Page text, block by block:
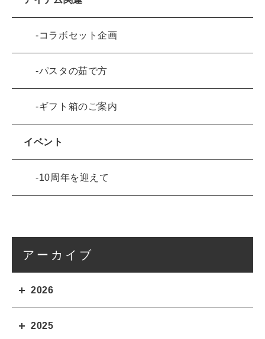
コラボセット企画
パスタの茹で方
ギフト箱のご案内
イベント
10周年を迎えて
アーカイブ
2026
2025